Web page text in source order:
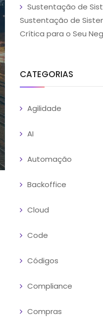
Sustentação de
Sustentação de
Crítica para o Seu
CATEGORIAS
Agilidade
AI
Automação
Backoffice
Cloud
Code
Códigos
Compliance
Compras